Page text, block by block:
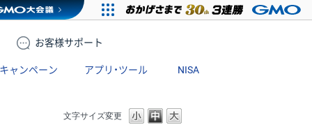
お客様サポート
キャンペーン アプリ・ツール NISA
文字サイズ変更